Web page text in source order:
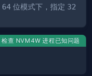
64 位模式下，指定 32
检查 NVM4W 进程已知问题